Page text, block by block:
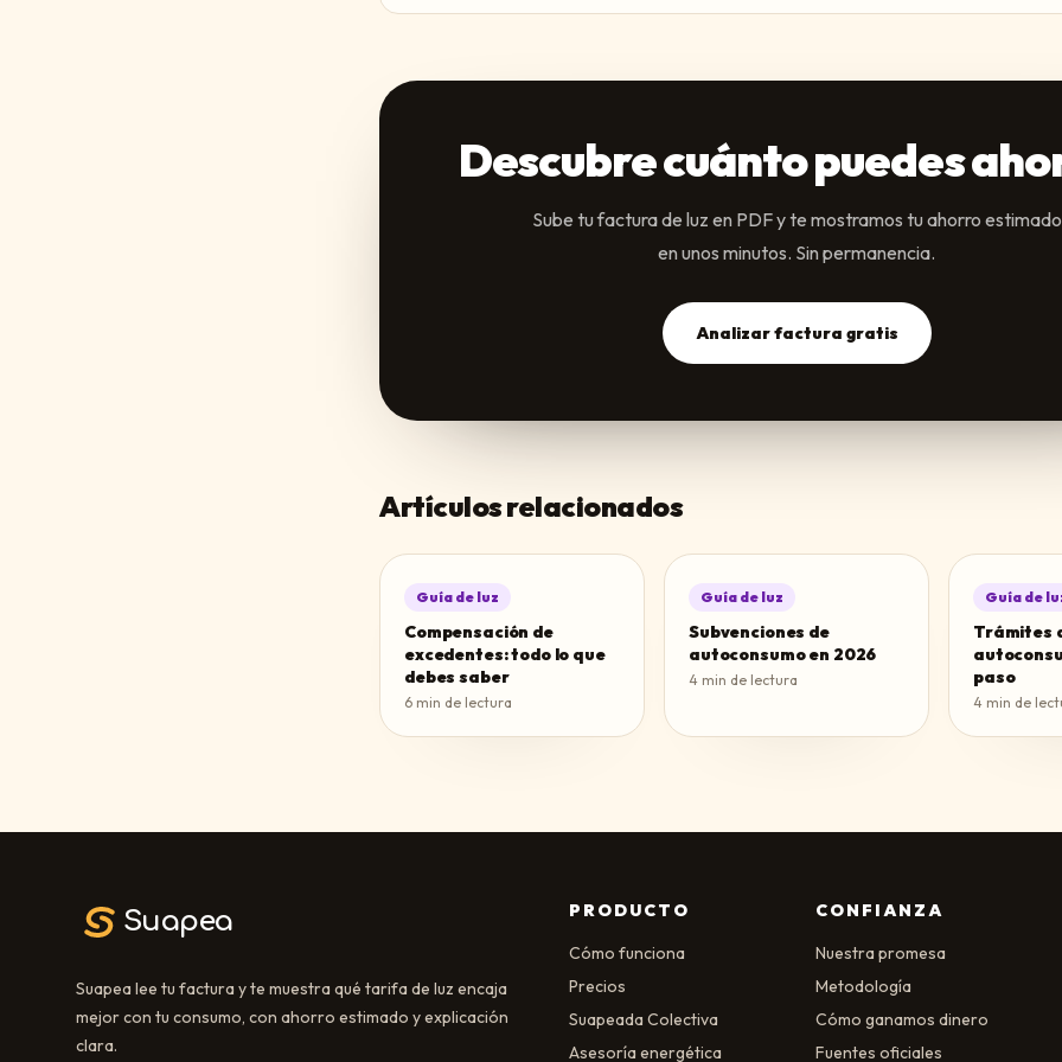
Descubre cuánto puedes
Sube tu factura de luz en PDF y te mostramos tu ahorro estimado
en unos minutos. Sin permanencia.
Analizar factura gratis
Artículos relacionados
Guía de luz
Compensación de
excedentes: todo lo que
debes saber
6 min de lectura
Guía de luz
Subvenciones de
autoconsumo en 2026
4 min de lectura
Guía de
Trámites
paso
4 min de
Suapea
Suapea lee tu factura y te muestra qué tarifa de luz encaja
mejor con tu consumo, con ahorro estimado y explicación
clara.
PRODUCTO
Cómo funciona
Precios
Suapeada Colectiva
Asesoría energética
CONFIANZA
Nuestra promesa
Metodología
Cómo ganamos dinero
Fuentes oficiales